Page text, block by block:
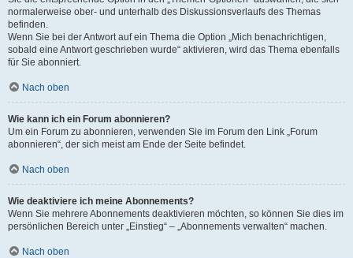
normalerweise ober- und unterhalb des Diskussionsverlaufs des Themas
befinden.
Wenn Sie bei der Antwort auf ein Thema die Option „Mich benachrichtigen,
sobald eine Antwort geschrieben wurde“ aktivieren, wird das Thema ebenfalls
für Sie abonniert.
Nach oben
Wie kann ich ein Forum abonnieren?
Um ein Forum zu abonnieren, verwenden Sie im Forum den Link „Forum
abonnieren“, der sich meist am Ende der Seite befindet.
Nach oben
Wie deaktiviere ich meine Abonnements?
Wenn Sie mehrere Abonnements deaktivieren möchten, so können Sie dies im
persönlichen Bereich unter „Einstieg“ – „Abonnements verwalten“ machen.
Nach oben